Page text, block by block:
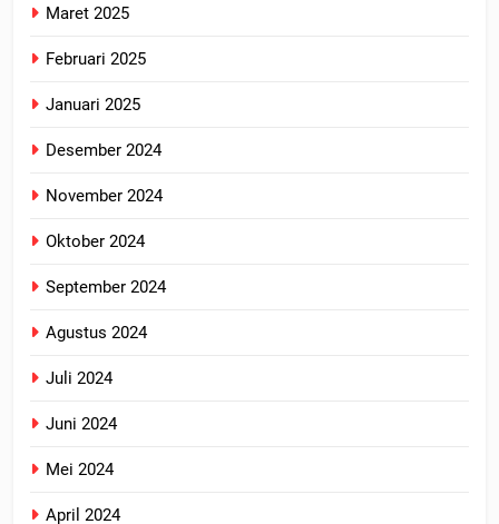
Maret 2025
Februari 2025
Januari 2025
Desember 2024
November 2024
Oktober 2024
September 2024
Agustus 2024
Juli 2024
Juni 2024
Mei 2024
April 2024